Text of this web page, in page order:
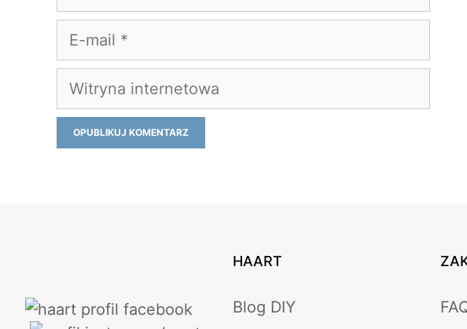
E-
Witryna
internetowa
HAART
Blog DIY